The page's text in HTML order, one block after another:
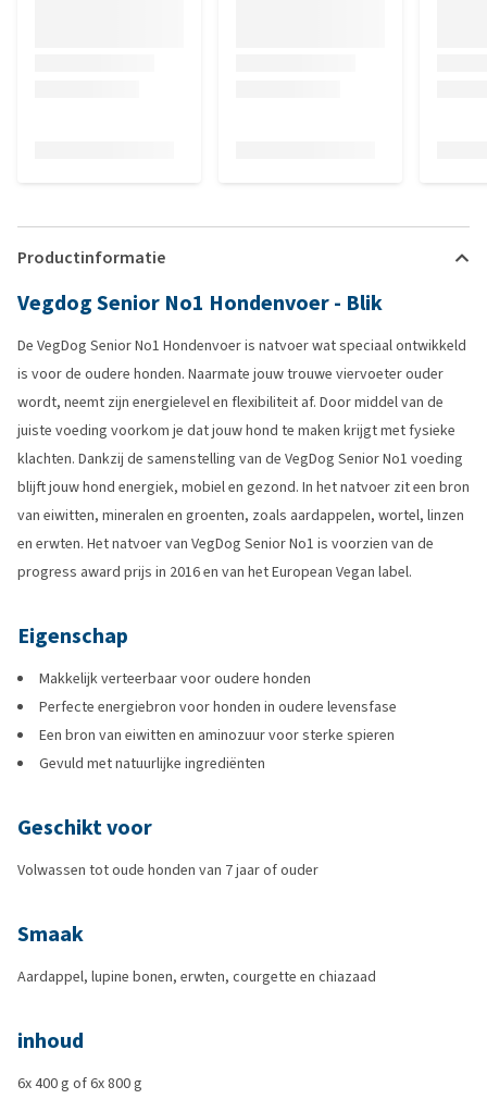
Productinformatie
Vegdog Senior No1 Hondenvoer - Blik
De VegDog Senior No1 Hondenvoer is natvoer wat speciaal ontwikkeld
is voor de oudere honden. Naarmate jouw trouwe viervoeter ouder
wordt, neemt zijn energielevel en flexibiliteit af. Door middel van de
juiste voeding voorkom je dat jouw hond te maken krijgt met fysieke
klachten. Dankzij de samenstelling van de VegDog Senior No1 voeding
blijft jouw hond energiek, mobiel en gezond. In het natvoer zit een bron
van eiwitten, mineralen en groenten, zoals aardappelen, wortel, linzen
en erwten. Het natvoer van VegDog Senior No1 is voorzien van de
progress award prijs in 2016 en van het European Vegan label.
Eigenschap
Makkelijk verteerbaar voor oudere honden
Perfecte energiebron voor honden in oudere levensfase
Een bron van eiwitten en aminozuur voor sterke spieren
Gevuld met natuurlijke ingrediënten
Geschikt voor
Volwassen tot oude honden van 7 jaar of ouder
Smaak
Aardappel, lupine bonen, erwten, courgette en chiazaad
inhoud
6x 400 g of 6x 800 g